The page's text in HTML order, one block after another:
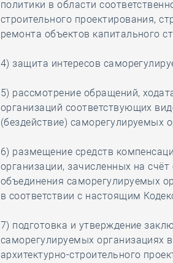
политики в области
строительного проектирования,
ремонта объектов капитального
4) защита интересов
5) рассмотрение обращений,
организаций соответствующих
(бездействие) саморегулируемых
6) размещение средств
организации, зачисленных на
объединения саморегулируемых
в соответствии с настоящим
7) подготовка и утверждение
саморегулируемых организациях
архитектурно-строительного